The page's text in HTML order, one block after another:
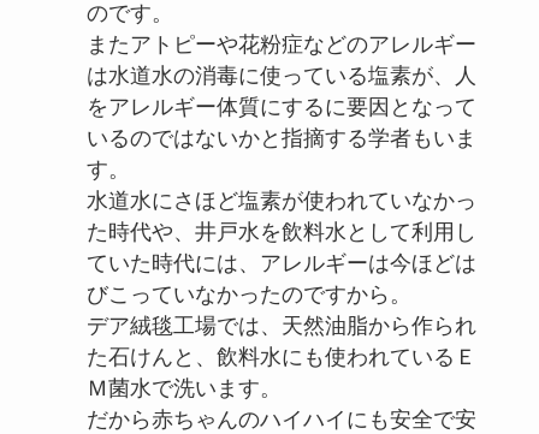
のです。
またアトピーや花粉症などのアレルギー
は水道水の消毒に使っている塩素が、人
をアレルギー体質にするに要因となって
いるのではないかと指摘する学者もいま
す。
水道水にさほど塩素が使われていなかっ
た時代や、井戸水を飲料水として利用し
ていた時代には、アレルギーは今ほどは
びこっていなかったのですから。
デア絨毯工場では、天然油脂から作られ
た石けんと、飲料水にも使われているＥ
Ｍ菌水で洗います。
だから赤ちゃんのハイハイにも安全で安